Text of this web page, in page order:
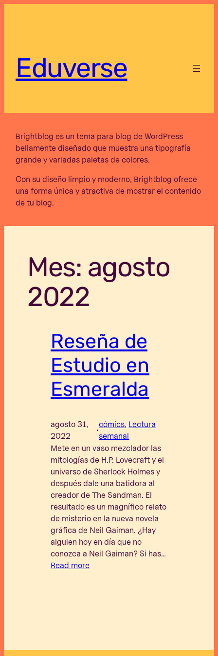
Eduverse
Brightblog es un tema para blog de WordPress
bellamente diseñado que muestra una tipografía
grande y variadas paletas de colores.
Con su diseño limpio y moderno, Brightblog ofrece
una forma única y atractiva de mostrar el contenido
de tu blog.
Mes: agosto
2022
Reseña de
Estudio en
Esmeralda
agosto 31,
2022
·
cómics, Lectura
semanal
Mete en un vaso mezclador las
mitologías de H.P. Lovecraft y el
universo de Sherlock Holmes y
después dale una batidora al
creador de The Sandman. El
resultado es un magnífico relato
de misterio en la nueva novela
gráfica de Neil Gaiman. ¿Hay
alguien hoy en día que no
conozca a Neil Gaiman? Si has…
Read more